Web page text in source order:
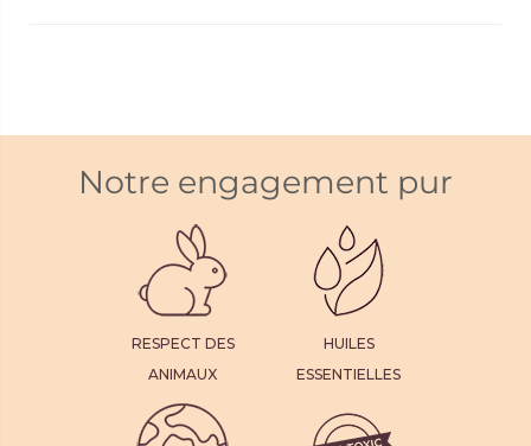
Notre engagement pur
RESPECT DES
ANIMAUX
HUILES
ESSENTIELLES